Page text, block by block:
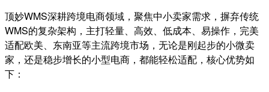
顶妙WMS深耕跨境电商领域，聚焦中小卖家需求，摒弃传统
WMS的复杂架构，主打轻量、高效、低成本、易操作，完美
适配欧美、东南亚等主流跨境市场，无论是刚起步的小微卖
家，还是稳步增长的小型电商，都能轻松适配，核心优势如
下：